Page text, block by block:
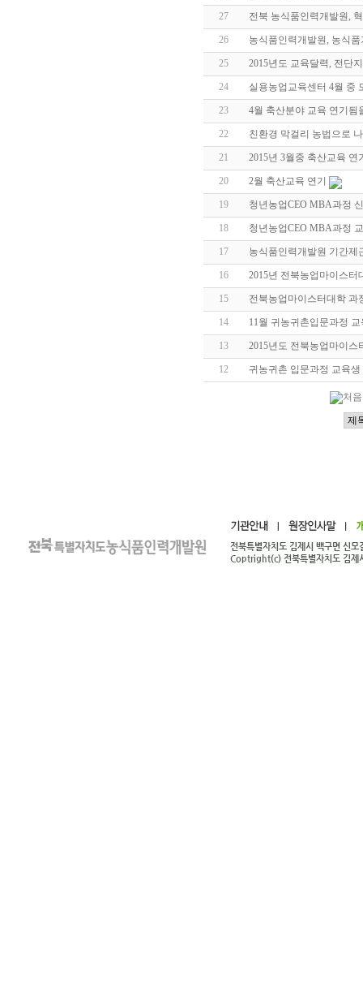
27 전북 농식품인력개발원,
26 농식품인력개발원, 농식
25 2015년도 교육달력, 전단
24 실용농업교육센터 4월 중
23 4월 축산분야 교육 연기됨
22 친환경 막걸리 농법으로
21 2015년 3월중 축산교육 연
20 2월 축산교육 연기
19 청년농업CEO MBA과정
18 청년농업CEO MBA과정
17 농식품인력개발원 기간제
16 2015년 전북농업마이스터
15 전북농업마이스터대학 과
14 11월 귀농귀촌입문과정
13 2015년도 전북농업마이스
12 귀농귀촌 입문과정 교육생